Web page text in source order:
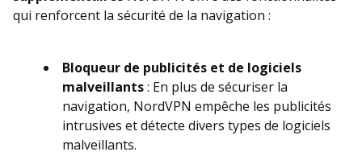
qui renforcent la sécurité de la navigation :
Bloqueur de publicités et de logiciels
malveillants: En plus de sécuriser la
navigation, NordVPN empêche les publicités
intrusives et détecte divers types de logiciels
malveillants.